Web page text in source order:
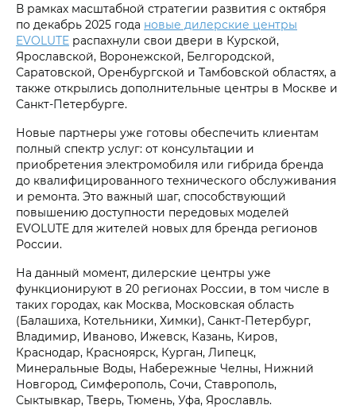
В рамках масштабной стратегии развития с октября
по декабрь 2025 года новые дилерские центры
EVOLUTE распахнули свои двери в Курской,
Ярославской, Воронежской, Белгородской,
Саратовской, Оренбургской и Тамбовской областях, а
также открылись дополнительные центры в Москве и
Санкт-Петербурге.
Новые партнеры уже готовы обеспечить клиентам
полный спектр услуг: от консультации и
приобретения электромобиля или гибрида бренда
до квалифицированного технического обслуживания
и ремонта. Это важный шаг, способствующий
повышению доступности передовых моделей
EVOLUTE для жителей новых для бренда регионов
России.
На данный момент, дилерские центры уже
функционируют в 20 регионах России, в том числе в
таких городах, как Москва, Московская область
(Балашиха, Котельники, Химки), Санкт-Петербург,
Владимир, Иваново, Ижевск, Казань, Киров,
Краснодар, Красноярск, Курган, Липецк,
Минеральные Воды, Набережные Челны, Нижний
Новгород, Симферополь, Сочи, Ставрополь,
Сыктывкар, Тверь, Тюмень, Уфа, Ярославль.